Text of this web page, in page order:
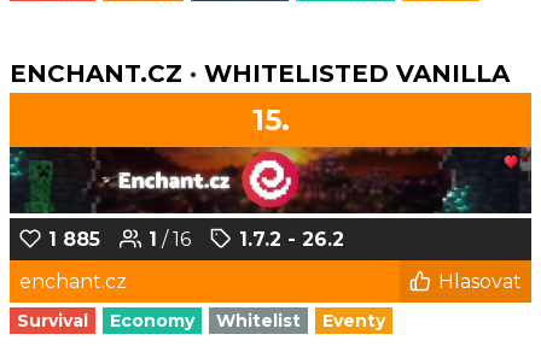
ENCHANT.CZ · WHITELISTED VANILLA
15.
1 885 1 / 16
1.7.2 - 26.2
enchant.cz
Hlasovat
Survival Economy Whitelist Eventy